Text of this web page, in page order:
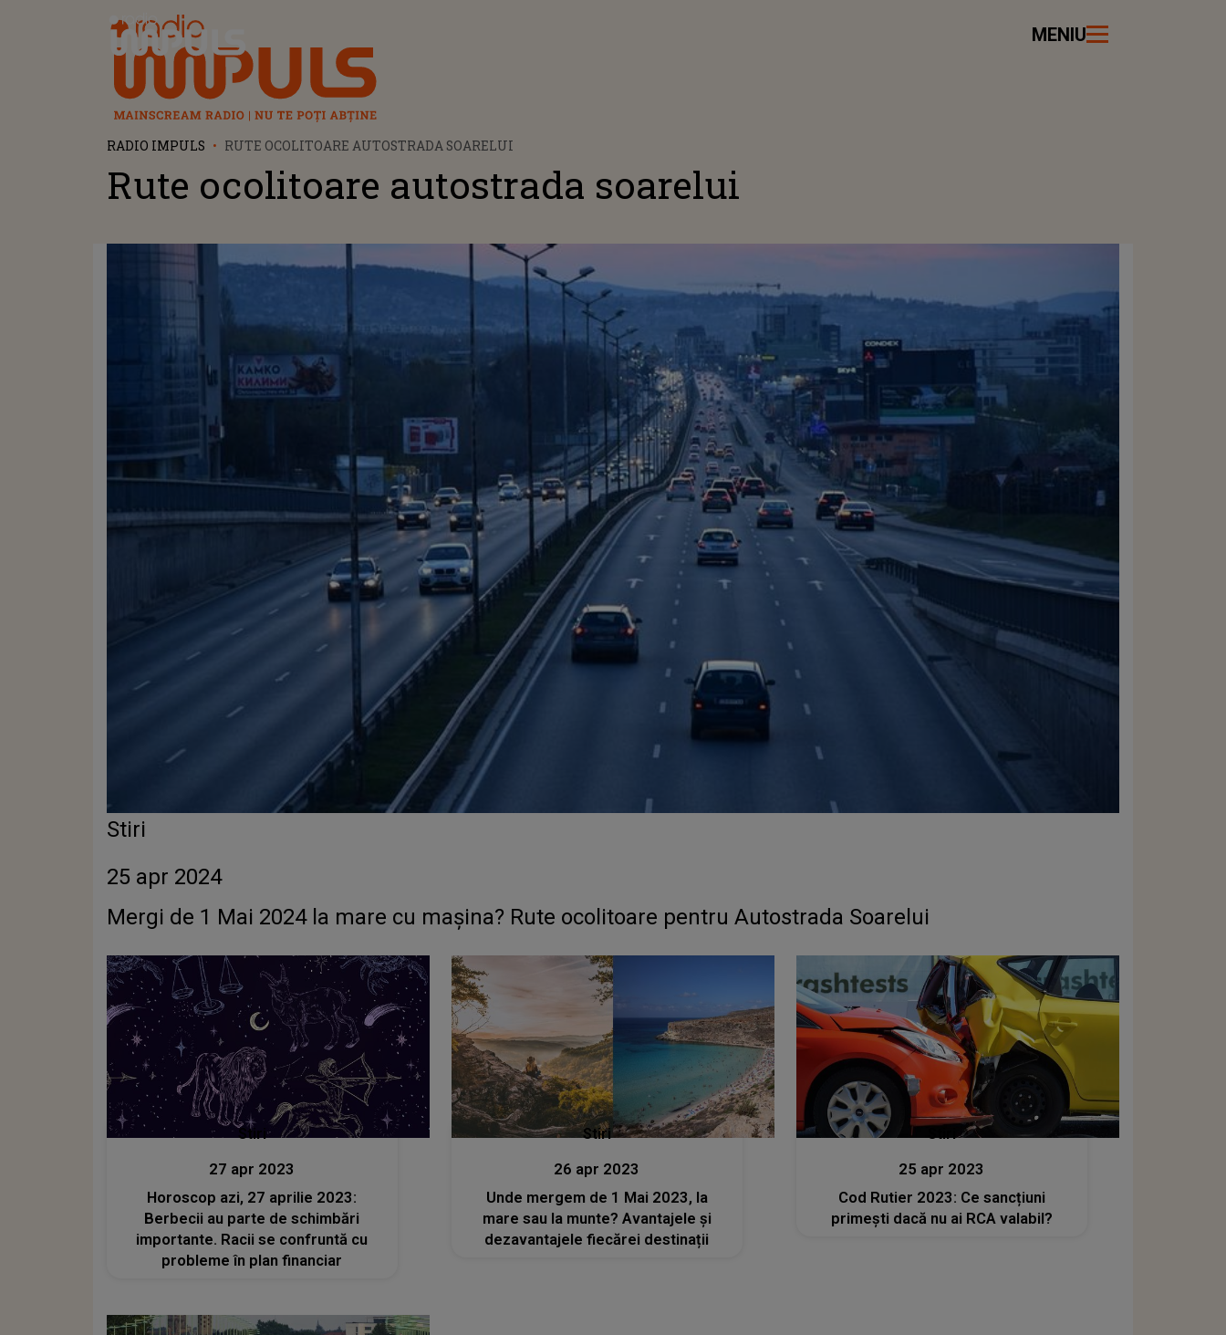
Radio Impuls MENIU
RADIO IMPULS RUTE OCOLITOARE AUTOSTRADA SOARELUI
Rute ocolitoare autostrada soarelui
Stiri
25 apr 2024
Mergi de 1 Mai 2024 la mare cu mașina? Rute ocolitoare pentru Autostrada Soarelui
Stiri
27 apr 2023
Horoscop azi, 27 aprilie 2023:
Berbecii au parte de schimbări
importante. Racii se confruntă cu
probleme în plan financiar
Stiri
26 apr 2023
Unde mergem de 1 Mai 2023, la
mare sau la munte? Avantajele și
dezavantajele fiecărei destinații
25 apr 2023
Cod Rutier 2023: Ce sancțiuni
primești dacă nu ai RCA valabil?